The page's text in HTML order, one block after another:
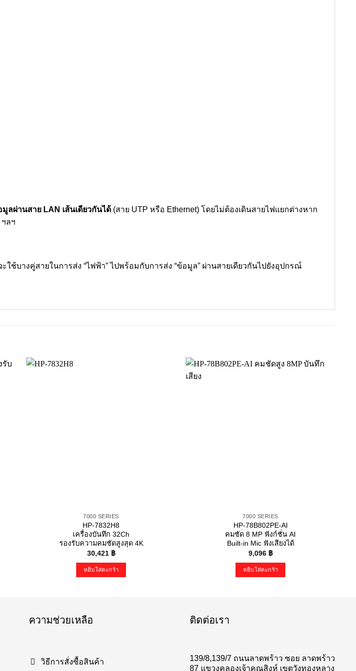
ลผ่านสาย LAN เส้นเดียวกันได้ (สาย UTP หรือ Ethernet) โดยไม่ต้องเดินสายไฟแยกต่างหาก
ลฯ
ช้บางคู่สายในการส่ง “ไฟฟ้า” ไปพร้อมกับการส่ง “ข้อมูล” ผ่านสายเดียวกันไปยังอุปกรณ์
7000 SERIES
HP-7832H8
เครื่องบันทึก 32Ch
รองรับความคมชัดสูงสุด 4K
30,421 ฿
หยิบใส่ตะกร้า
7000 SERIES
HP-78B802PE-AI
คมชัด 8 MP ฟังก์ชั่น AI
Built-in Mic ฟังเสียงได้
9,096 ฿
หยิบใส่ตะกร้า
ความช่วยเหลือ
วิธีการสั่งซื้อสินค้า
ติดต่อเรา
139/8,139/7 ถนนลาดพร้าว ซอย ลาดพร้าว
87 แขวงคลองเจ้าคุณสิงห์ เขตวังทองหลาง